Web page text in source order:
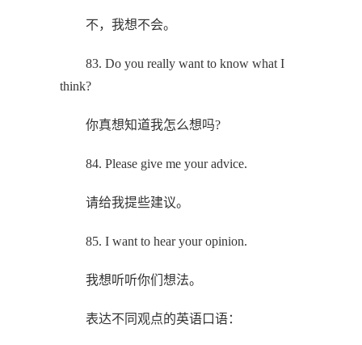
不，我想不会。
83. Do you really want to know what I
think?
你真想知道我怎么想吗?
84. Please give me your advice.
请给我提些建议。
85. I want to hear your opinion.
我想听听你们想法。
表达不同观点的英语口语：